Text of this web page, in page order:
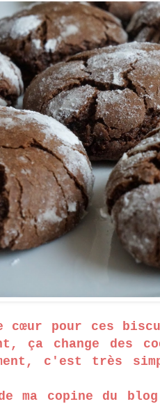
cœur pour ces
ça change
c'est très
ma copine du blog